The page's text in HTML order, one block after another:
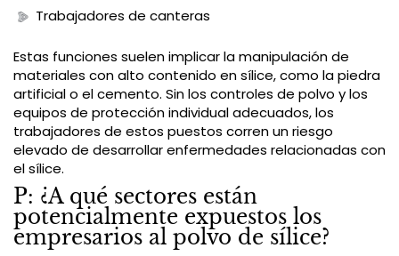
Trabajadores de canteras
Estas funciones suelen implicar la manipulación de
materiales con alto contenido en sílice, como la piedra
artificial o el cemento. Sin los controles de polvo y los
equipos de protección individual adecuados, los
trabajadores de estos puestos corren un riesgo
elevado de desarrollar enfermedades relacionadas con
el sílice.
P: ¿A qué sectores están
potencialmente expuestos los
empresarios al polvo de sílice?